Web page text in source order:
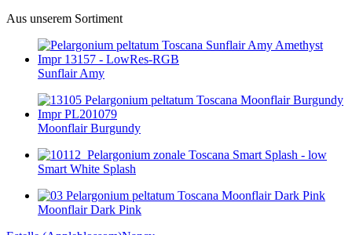
Aus unserem Sortiment
Sunflair Amy
Moonflair Burgundy
Smart White Splash
Moonflair Dark Pink